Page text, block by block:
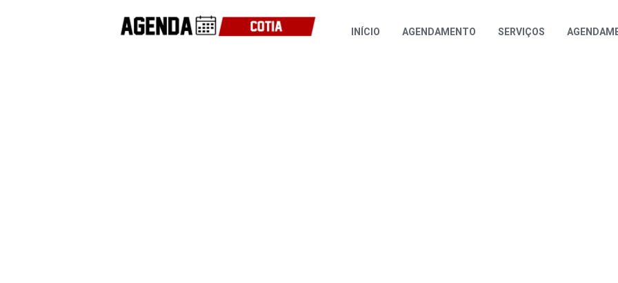
INÍCIO AGENDAMENTO SERVIÇOS